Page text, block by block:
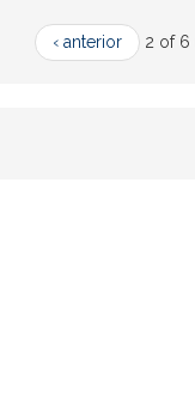
‹ anterior 2 of 6